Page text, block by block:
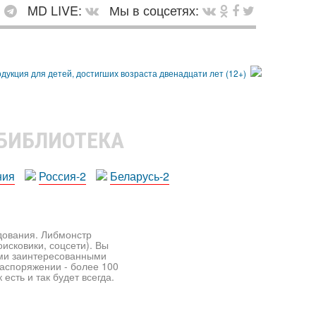
MD LIVE:
Мы в соцсетях:
Россия-2
Беларусь-2
Либмонстр
соцсети). Вы
заинтересованными
- более 100
и так будет всегда.